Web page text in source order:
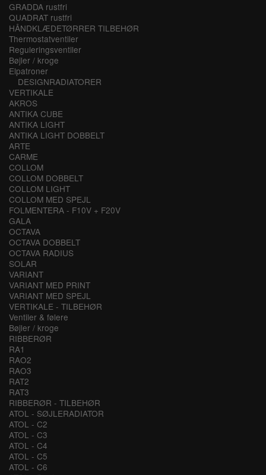
GRADDA rustfri
QUADRAT rustfri
HÅNDKLÆDETØRRER TILBEHØR
Thermostatventiler
Reguleringsventiler
Bøjler / kroge
Elpatroner
DESIGNRADIATORER
VERTIKALE
AKROS
ANTIKA CUBE
ANTIKA LIGHT
ANTIKA LIGHT DOBBELT
ARTE
CARME
COLLOM
COLLOM DOBBELT
COLLOM LIGHT
COLLOM MED SPEJL
FOLMENTERA - F10V + F20V
GALA
OCTAVA
OCTAVA DOBBELT
OCTAVA RADIUS
SOLAR
VARIANT
VARIANT MED PRINT
VARIANT MED SPEJL
VERTIKALE - TILBEHØR
Ventiler & følere
Bøjler / kroge
RIBBERØR
RA1
RAO2
RAO3
RAT2
RAT3
RIBBERØR - TILBEHØR
ATOL - SØJLERADIATOR
ATOL - C2
ATOL - C3
ATOL - C4
ATOL - C5
ATOL - C6